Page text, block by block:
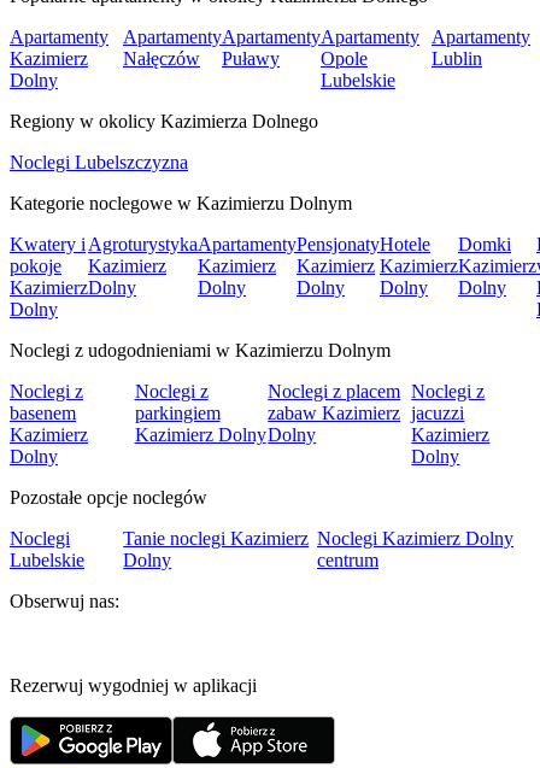
Apartamenty
Kazimierz
Dolny
Apartamenty
Nałęczów
Apartamenty
Puławy
Apartamenty
Opole
Lubelskie
Apartamenty
Lublin
Regiony w okolicy Kazimierza Dolnego
Noclegi Lubelszczyzna
Kategorie noclegowe w Kazimierzu Dolnym
Kwatery i
pokoje
Kazimierz
Dolny
Agroturystyka
Kazimierz
Dolny
Apartamenty
Kazimierz
Dolny
Pensjonaty
Kazimierz
Dolny
Hotele
Kazimierz
Dolny
Domki
Kazimierz
Dolny
Noclegi z udogodnieniami w Kazimierzu Dolnym
Noclegi z
basenem
Kazimierz
Dolny
Noclegi z
parkingiem
Kazimierz Dolny
Noclegi z placem
zabaw Kazimierz
Dolny
Noclegi z
jacuzzi
Kazimierz
Dolny
Pozostałe opcje noclegów
Noclegi
Lubelskie
Tanie noclegi Kazimierz
Dolny
Noclegi Kazimierz Dolny
centrum
Obserwuj nas:
Rezerwuj wygodniej w aplikacji